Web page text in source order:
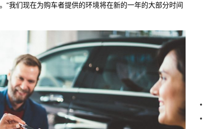
我们现在为购车者提供的环境将在新的一年的大部分时间